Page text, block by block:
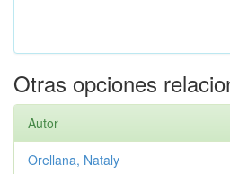
Otras opciones
Autor
Orellana, Nataly